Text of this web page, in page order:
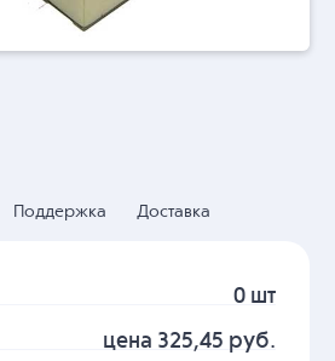
Поддержка Доставка
0 шт
цена 325,45 руб.